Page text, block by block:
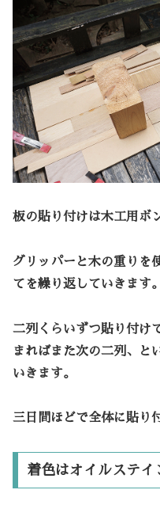
板の貼り付けは木工用ボ
グリッパーと木の重りを
てを繰り返していきます。
二列くらいずつ貼り付け
まればまた次の二列、と
いきます。
三日間ほどで全体に貼り
着色はオイルステイ